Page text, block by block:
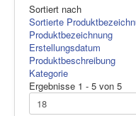
Sortiert nach
Sortierte
Produktbezeichnung
Erstellungsdatum
Produktbeschreibung
Kategorie
Ergebnisse 1 - 5 von 5